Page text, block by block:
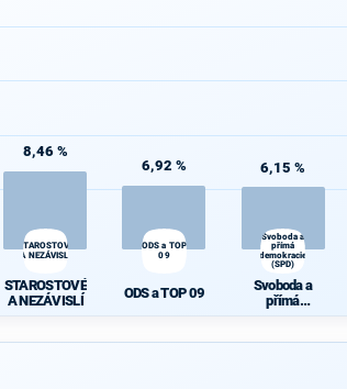
8,46 %
STAROSTOVÉ
A NEZÁVISLÍ
STAROSTOVÉ
A NEZÁVISLÍ
6,92 %
ODS a TOP
09
ODS a TOP 09
6,15 %
Svoboda a
přímá
demokracie
(SPD)
Svoboda a
přímá
demokracie